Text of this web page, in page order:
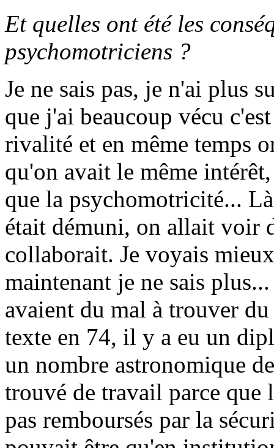
Et quelles ont été les
psychomotriciens ?
Je ne sais pas, je n'ai plus
que j'ai beaucoup vécu
rivalité et en même temps
qu'on avait le même
que la psychomotricité...
était démuni, on allait voir
collaborait. Je voyais
maintenant je ne sais
avaient du mal à trouver
texte en 74, il y a eu un
un nombre astronomique
trouvé de travail parce que
pas remboursés par la